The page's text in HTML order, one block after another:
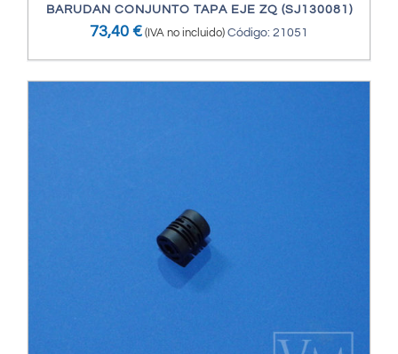
BARUDAN CONJUNTO TAPA EJE ZQ (SJ130081)
73,40 € (IVA no incluido) Código: 21051